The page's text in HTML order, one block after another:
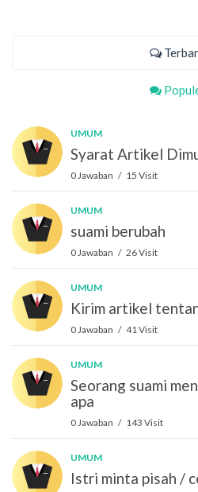
UMUM
Syarat Artikel
0 Jawaban / 15 Visit
UMUM
suami berubah
0 Jawaban / 26 Visit
UMUM
Kirim artikel
0 Jawaban / 41 Visit
UMUM
Seorang suami
apa
0 Jawaban / 143 Visit
UMUM
Istri minta pisah /